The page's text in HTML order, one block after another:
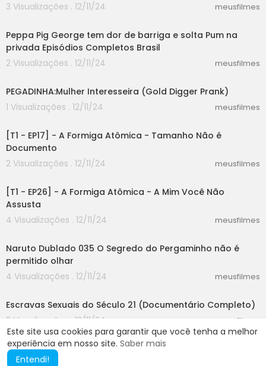
Este site usa cookies para garantir que você tenha a melhor
experiência em nosso site. Saber mais
Entendi!
3 Visualizações . 12/11/24
meusfilmes
Peppa Pig George tem dor de barriga e solta Pum na
privada Episódios Completos Brasil
2 Visualizações . 12/11/24
meusfilmes
PEGADINHA:Mulher Interesseira (Gold Digger Prank)
1 Visualizações . 12/11/24
meusfilmes
[T1 - EP17] - A Formiga Atômica - Tamanho Não é
Documento
2 Visualizações . 12/11/24
meusfilmes
[T1 - EP26] - A Formiga Atômica - A Mim Você Não
Assusta
4 Visualizações . 12/11/24
meusfilmes
Naruto Dublado 035 O Segredo do Pergaminho não é
permitido olhar
4 Visualizações . 12/11/24
meusfilmes
Escravas Sexuais do Século 21 (Documentário Completo)
2 Visualizações . 12/11/24
meusfilmes